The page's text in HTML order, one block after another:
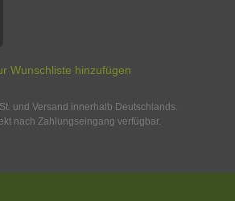
Wunschliste hinzufügen
und Versand innerhalb Deutschlands.
nach Zahlungseingang verfügbar.